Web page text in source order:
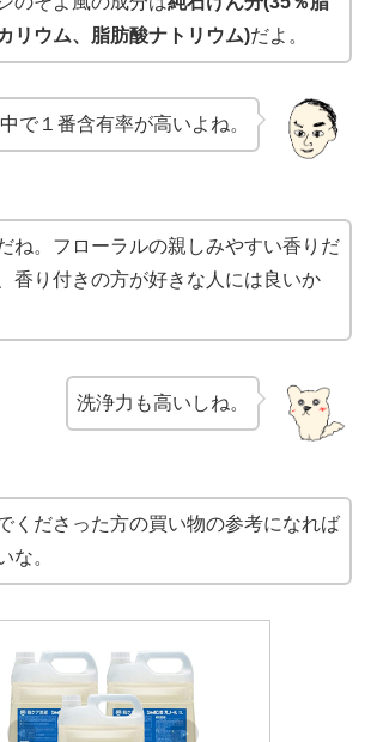
リウム、脂肪酸ナトリウム)だよ。
で１番含有率が高いよね。
ね。フローラルの親しみやすい香りだ
香り付きの方が好きな人には良いか
洗浄力も高いしね。
くださった方の買い物の参考になれば
な。